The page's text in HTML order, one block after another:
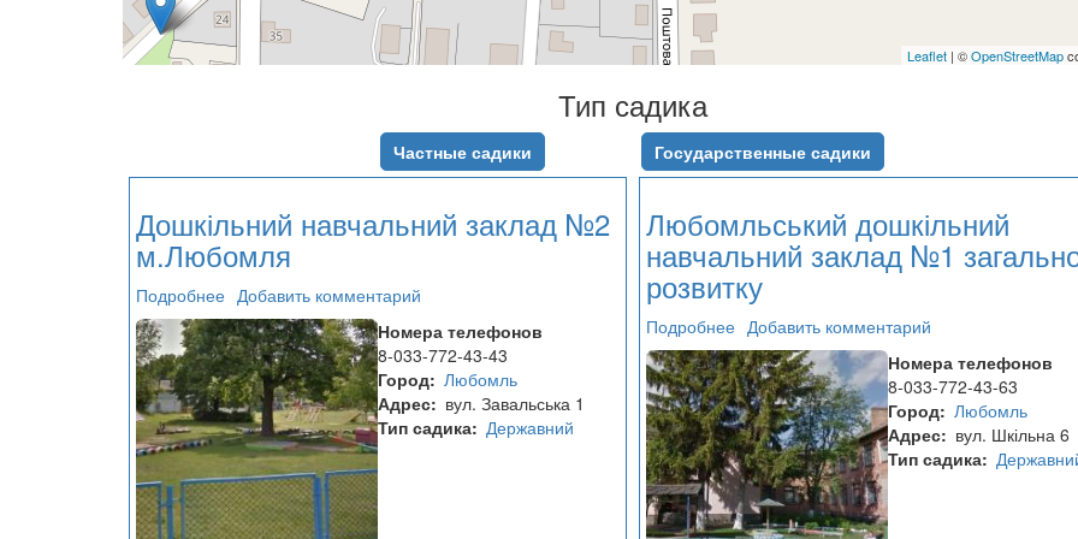
Leaflet| ©OpenStreetMap
Тип садика
Частные садики Государственные садики
Дошкільний навчальний заклад №2
м.Любомля
Подробнее
Дошкільний
навчальний
заклад
№2
м.Любомля
Добавить комментарий
Номера телефонов
8-033-772-43-43
Город
Любомль
Адрес
вул. Завальська 1
Тип садика
Державний
Любомльський дошкільний
навчальний заклад №1
розвитку
Подробнеео
Любомльський
дошкільний
навчальний
заклад
№1
загального
розвитку
Добавить комментарий
Номера телефонов
8-033-772-43-63
Город
Любомль
Адрес
вул. Шкільна 6
Тип садика